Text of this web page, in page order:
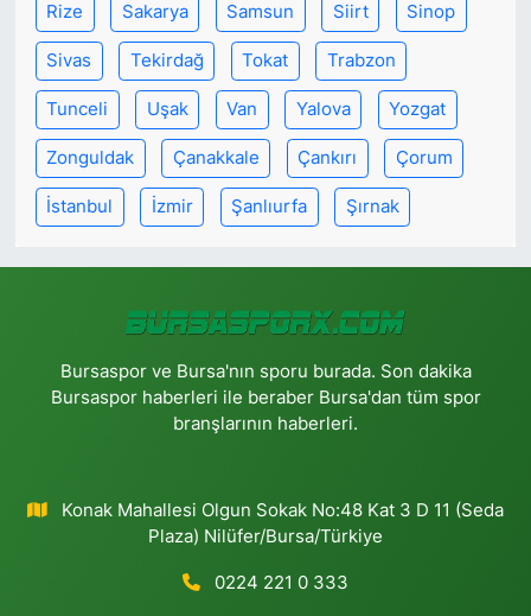
Rize Sakarya Samsun Siirt Sinop
Sivas Tekirdağ Tokat Trabzon
Tunceli Uşak Van Yalova Yozgat
Zonguldak Çanakkale Çankırı Çorum
İstanbul İzmir Şanlıurfa Şırnak
Bursaspor ve Bursa'nın sporu burada. Son dakika
Bursaspor haberleri ile beraber Bursa'dan tüm spor
branşlarının haberleri.
Konak Mahallesi Olgun Sokak No:48 Kat 3 D 11 (Seda
Plaza) Nilüfer/Bursa/Türkiye
0224 221 0 333